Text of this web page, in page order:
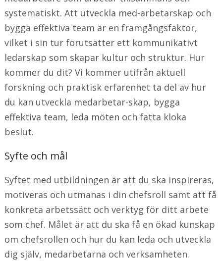
systematiskt. Att utveckla med-arbetarskap och
bygga effektiva team är en framgångsfaktor,
vilket i sin tur förutsätter ett kommunikativt
ledarskap som skapar kultur och struktur. Hur
kommer du dit? Vi kommer utifrån aktuell
forskning och praktisk erfarenhet ta del av hur
du kan utveckla medarbetar-skap, bygga
effektiva team, leda möten och fatta kloka
beslut.
Syfte och mål
Syftet med utbildningen är att du ska inspireras,
motiveras och utmanas i din chefsroll samt att få
konkreta arbetssätt och verktyg för ditt arbete
som chef. Målet är att du ska få en ökad kunskap
om chefsrollen och hur du kan leda och utveckla
dig själv, medarbetarna och verksamheten.